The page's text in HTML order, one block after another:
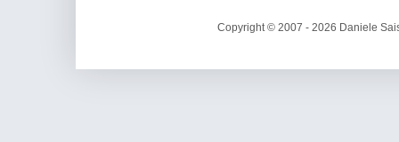
Copyright © 2007 - 2026 Daniele